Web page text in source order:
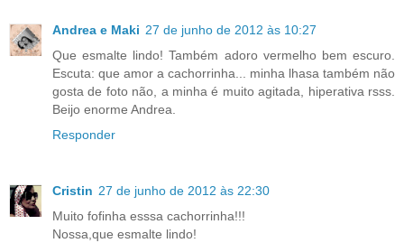
Andrea e Maki 27 de junho de 2012 às 10:27
Que esmalte lindo! Também adoro vermelho bem escuro.
Escuta: que amor a cachorrinha... minha lhasa também não
gosta de foto não, a minha é muito agitada, hiperativa rsss.
Beijo enorme Andrea.
Responder
Cristin 27 de junho de 2012 às 22:30
Muito fofinha esssa cachorrinha!!!
Nossa,que esmalte lindo!